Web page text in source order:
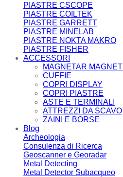
PIASTRE CSCOPE
PIASTRE COILTEK
PIASTRE GARRETT
PIASTRE MINELAB
PIASTRE NOKTA MAKRO
PIASTRE FISHER
ACCESSORI
MAGNETAR MAGNETI
CUFFIE
COPRI DISPLAY
COPRI PIASTRE
ASTE E TERMINALI
ATTREZZI DA SCAVO
ZAINI E BORSE
Blog
Archeologia
Consulenza di Ricerca
Geoscanner e Georadar
Metal Detecting
Metal Detector Subacqueo